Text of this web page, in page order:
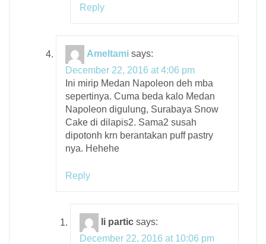
Reply
Ameltami says:
December 22, 2016 at 4:06 pm
Ini mirip Medan Napoleon deh mba
sepertinya. Cuma beda kalo Medan
Napoleon digulung, Surabaya Snow
Cake di dilapis2. Sama2 susah
dipotonh krn berantakan puff pastry
nya. Hehehe
Reply
li partic says:
December 22, 2016 at 10:06 pm